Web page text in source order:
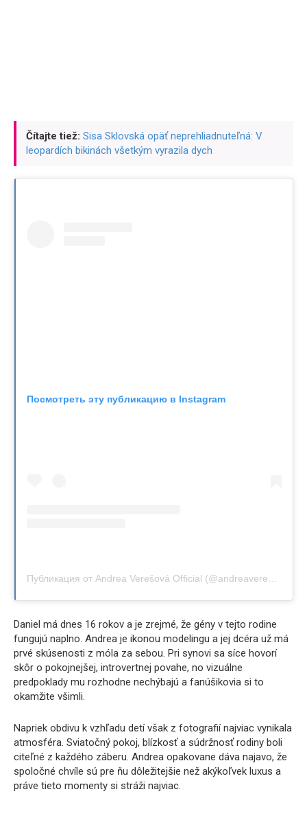
Čítajte tiež: Sisa Sklovská opäť neprehliadnuteľná: V
leopardích bikinách všetkým vyrazila dych
Посмотреть эту публикацию в Instagram
Daniel má dnes 16 rokov a je zrejmé, že gény v tejto rodine
fungujú naplno. Andrea je ikonou modelingu a jej dcéra už má
prvé skúsenosti z móla za sebou. Pri synovi sa síce hovorí
skôr o pokojnejšej, introvertnej povahe, no vizuálne
predpoklady mu rozhodne nechýbajú a fanúšikovia si to
okamžite všimli.
Napriek obdivu k vzhľadu detí však z fotografií najviac vynikala
atmosféra. Sviatočný pokoj, blízkosť a súdržnosť rodiny boli
citeľné z každého záberu. Andrea opakovane dáva najavo, že
spoločné chvíle sú pre ňu dôležitejšie než akýkoľvek luxus a
práve tieto momenty si stráži najviac.